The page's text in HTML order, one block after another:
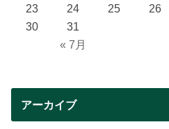
« 7月
23
24 25 26
30
31
アーカイブ